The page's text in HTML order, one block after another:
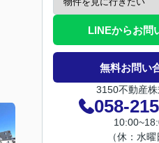
LINEからお問
無料お問い
3150不動産
058-
（休：水曜